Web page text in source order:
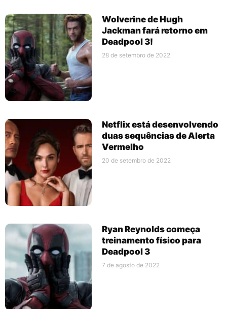
Wolverine de Hugh
Jackman fará retorno em
Deadpool 3!
28 de setembro de 2022
Netflix está desenvolvendo
duas sequências de Alerta
Vermelho
20 de setembro de 2022
Ryan Reynolds começa
treinamento físico para
Deadpool 3
7 de agosto de 2022